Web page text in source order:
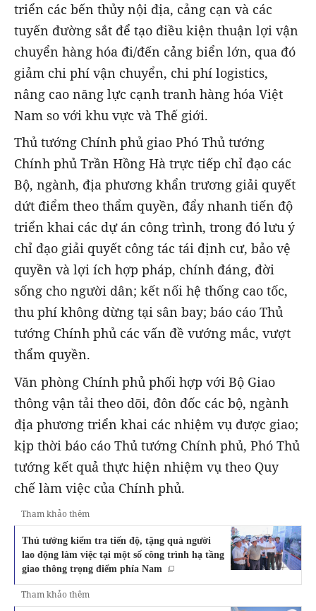
triển các bến thủy nội địa, cảng cạn và các
tuyến đường sắt để tạo điều kiện thuận lợi vận
chuyển hàng hóa đi/đến cảng biển lớn, qua đó
giảm chi phí vận chuyển, chi phí logistics,
nâng cao năng lực cạnh tranh hàng hóa Việt
Nam so với khu vực và Thế giới.
Thủ tướng Chính phủ giao Phó Thủ tướng
Chính phủ Trần Hồng Hà trực tiếp chỉ đạo các
Bộ, ngành, địa phương khẩn trương giải quyết
dứt điểm theo thẩm quyền, đẩy nhanh tiến độ
triển khai các dự án công trình, trong đó lưu ý
chỉ đạo giải quyết công tác tái định cư, bảo vệ
quyền và lợi ích hợp pháp, chính đáng, đời
sống cho người dân; kết nối hệ thống cao tốc,
thu phí không dừng tại sân bay; báo cáo Thủ
tướng Chính phủ các vấn đề vướng mắc, vượt
thẩm quyền.
Văn phòng Chính phủ phối hợp với Bộ Giao
thông vận tải theo dõi, đôn đốc các bộ, ngành
địa phương triển khai các nhiệm vụ được giao;
kịp thời báo cáo Thủ tướng Chính phủ, Phó Thủ
tướng kết quả thực hiện nhiệm vụ theo Quy
chế làm việc của Chính phủ.
Tham khảo thêm
Thủ tướng kiểm tra tiến độ, tặng quà người
lao động làm việc tại một số công trình hạ tầng
giao thông trọng điểm phía Nam
Tham khảo thêm